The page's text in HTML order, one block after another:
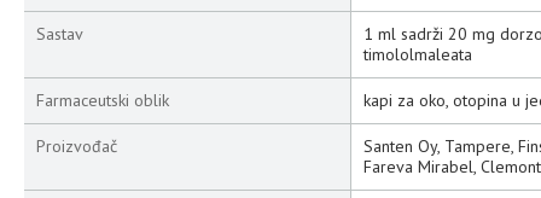
Sastav
1 ml sadrži 20 mg
timololmaleata
Farmaceutski oblik kapi za oko, otopina u
Proizvođač
Santen Oy, Tampere,
Fareva Mirabel,